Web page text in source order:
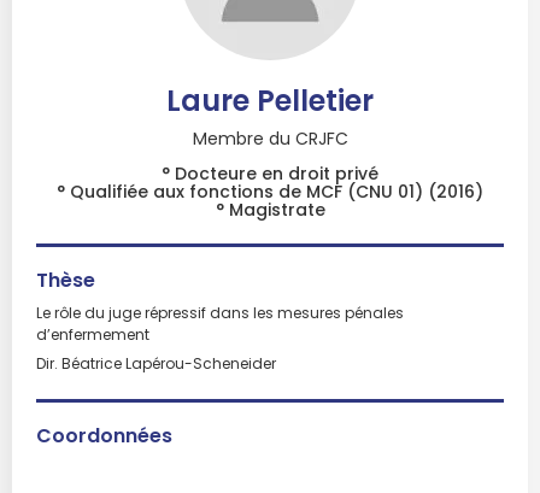
Laure Pelletier
Membre du CRJFC
° Docteure en droit privé
° Qualifiée aux fonctions de MCF (CNU 01) (2016)
° Magistrate
Thèse
Le rôle du juge répressif dans les mesures pénales
d’enfermement
Dir. Béatrice Lapérou-Scheneider
Coordonnées